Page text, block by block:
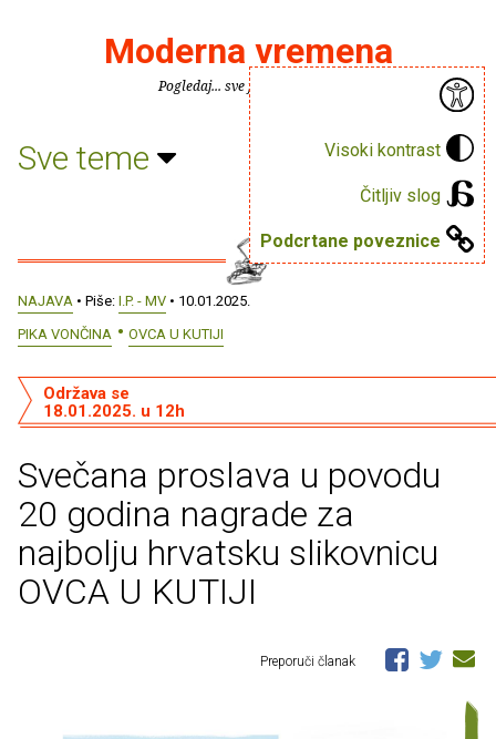
Visoki kontrast
Čitljiv slog
Podcrtane poveznice
Moderna vremena
Pogledaj... sve je puno knjiga.
Sve teme
NAJAVA • Piše: I.P. - MV • 10.01.2025.
PIKA VONČINA
OVCA U KUTIJI
Svečana proslava u povodu
20 godina nagrade za
najbolju hrvatsku slikovnicu
OVCA U KUTIJI
Održava se
18.01.2025. u 12h
Preporuči članak